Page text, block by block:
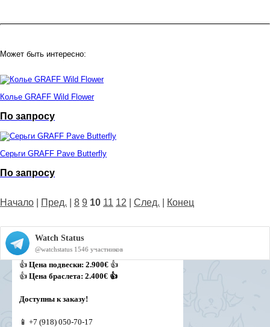
Может быть интересно:
Колье GRAFF Wild Flower
По запросу
Серьги GRAFF Pave Butterfly
По запросу
Начало Пред. 8 9 10 11 12 След. Конец